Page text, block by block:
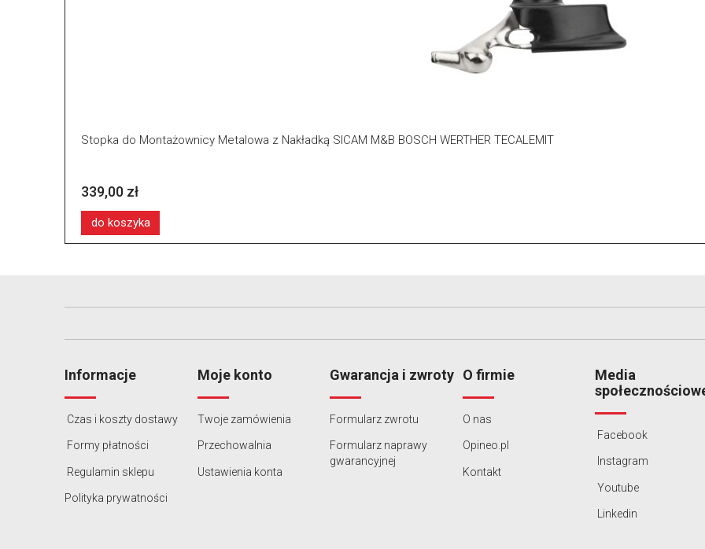
Stopka do Montażownicy Metalowa z Nakładką SICAM M&B BOSCH WERTHER TECALEMIT
339,00 zł
do koszyka
Informacje
Czas i koszty dostawy
Formy płatności
Regulamin sklepu
Polityka prywatności
Moje konto
Twoje zamówienia
Przechowalnia
Ustawienia konta
Gwarancja i zwroty
Formularz zwrotu
Formularz naprawy
gwarancyjnej
O firmie
O nas
Opineo.pl
Kontakt
Media
Facebook
Instagram
Youtube
Linkedin